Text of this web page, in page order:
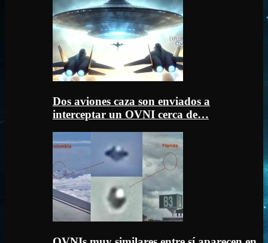
Dos aviones caza son enviados a
interceptar un OVNI cerca de…